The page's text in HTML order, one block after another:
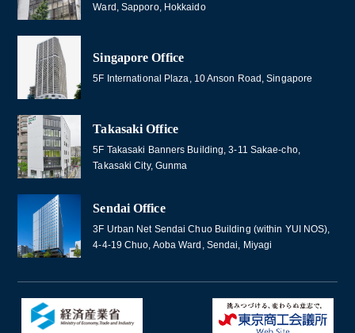
Ward, Sapporo, Hokkaido
Singapore Office
5F International Plaza, 10 Anson Road, Singapore
Takasaki Office
5F Takasaki Banners Building, 3-11 Sakae-cho,
Takasaki City, Gunma
Sendai Office
3F Urban Net Sendai Chuo Building (within YUI NOS),
4-4-19 Chuo, Aoba Ward, Sendai, Miyagi